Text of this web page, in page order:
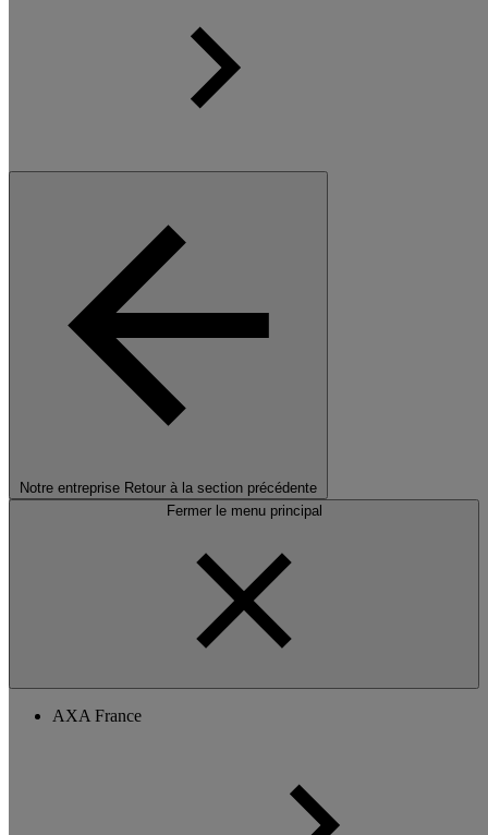
Notre entreprise Retour à la section précédente
Fermer le menu principal
AXA France